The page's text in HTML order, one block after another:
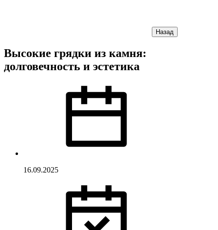
Назад
Высокие грядки из камня:
долговечность и эстетика
16.09.2025